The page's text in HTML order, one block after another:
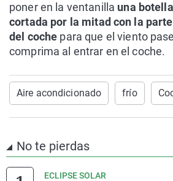
poner en la ventanilla una
cortada por la mitad con la
del coche para que el viento
comprima al entrar en el coche.
Aire acondicionado frío
No te pierdas
ECLIPSE SOLAR